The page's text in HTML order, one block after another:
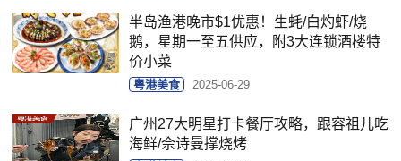
半岛渔港晚市$1优惠！生蚝/白灼虾/烧
鹅，星期一至五供应，附3大连锁酒楼特
价小菜
粤港美食 2025-06-29
广州27大明星打卡餐厅攻略，跟容祖儿吃
海鲜/佘诗曼撑烧烤